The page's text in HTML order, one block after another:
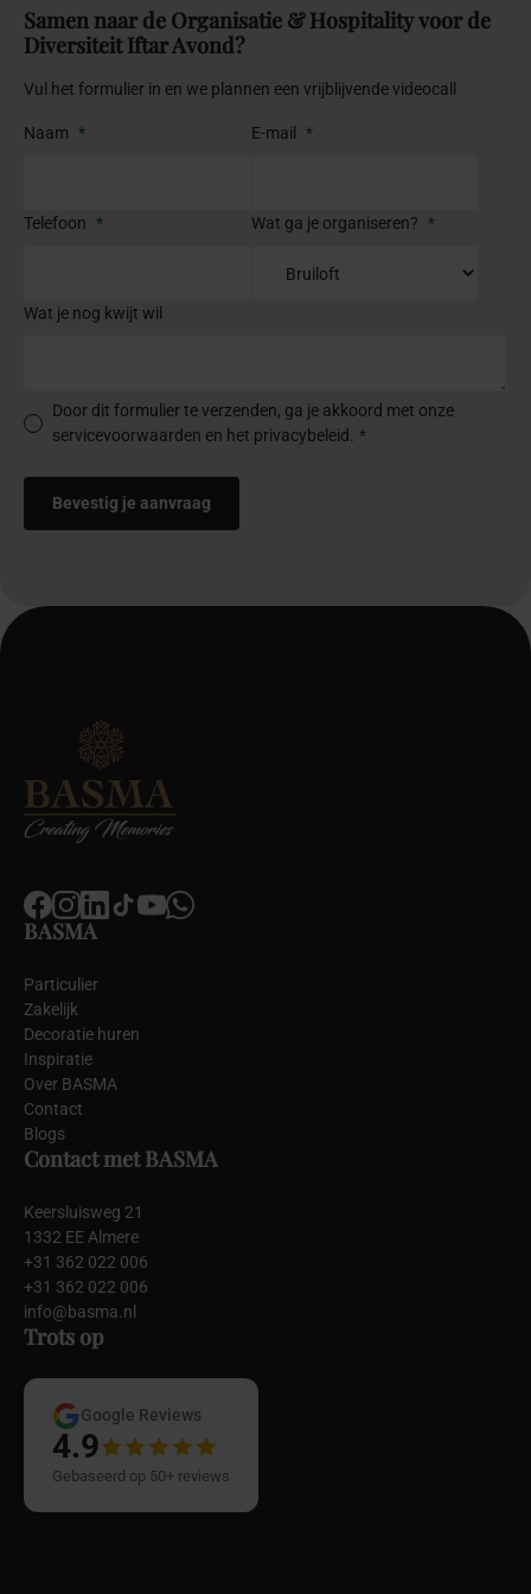
Samen naar de Organisatie & Hospitality voor de
Diversiteit Iftar Avond?
Vul het formulier in en we plannen een vrijblijvende videocall
Naam * E-mail *
Telefoon * Wat ga je organiseren? *
Wat je nog kwijt wil
Door dit formulier te verzenden, ga je akkoord met onze
servicevoorwaarden en het privacybeleid.
*
BASMA
Particulier
Zakelijk
Decoratie huren
Inspiratie
Over BASMA
Contact
Blogs
Contact met BASMA
Keersluisweg 21
1332 EE Almere
+31 362 022 006
+31 362 022 006
info@basma.nl
Trots op
Google Reviews
4.9
Gebaseerd op 50+ reviews